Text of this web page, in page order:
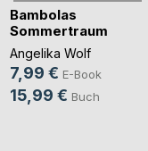
Bambolas
Sommertraum
Angelika Wolf
7,99 € E-Book
15,99 € Buch